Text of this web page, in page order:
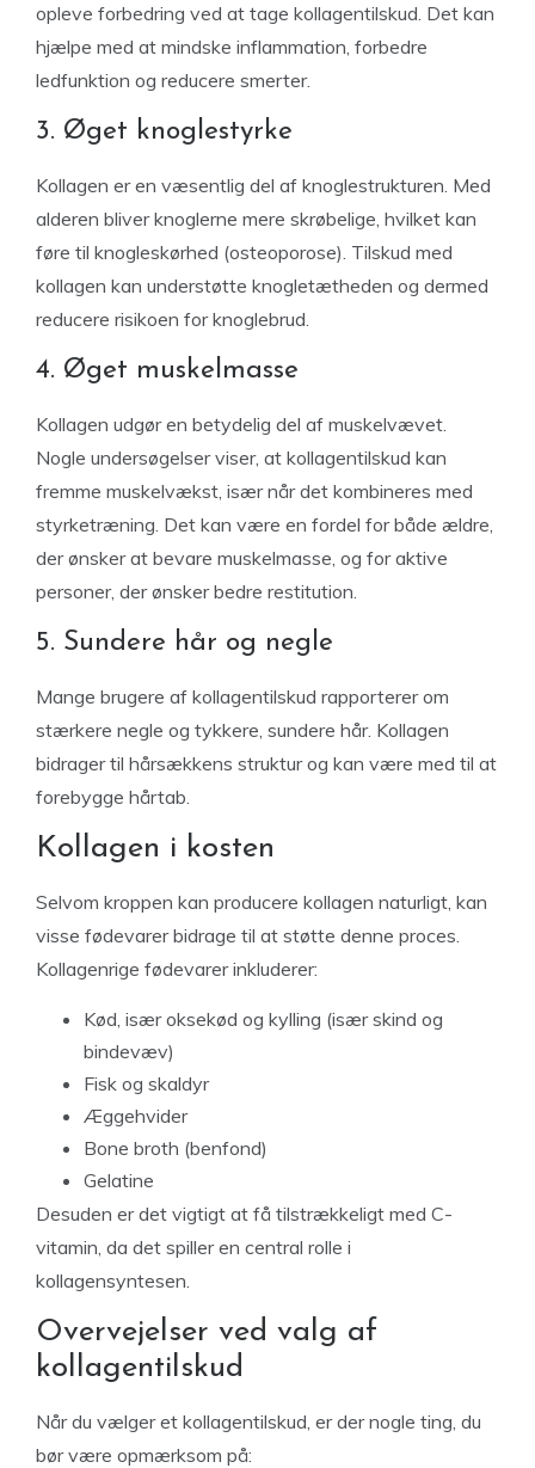
opleve forbedring ved at tage kollagentilskud. Det kan
hjælpe med at mindske inflammation, forbedre
ledfunktion og reducere smerter.
3. Øget knoglestyrke
Kollagen er en væsentlig del af knoglestrukturen. Med
alderen bliver knoglerne mere skrøbelige, hvilket kan
føre til knogleskørhed (osteoporose). Tilskud med
kollagen kan understøtte knogletætheden og dermed
reducere risikoen for knoglebrud.
4. Øget muskelmasse
Kollagen udgør en betydelig del af muskelvævet.
Nogle undersøgelser viser, at kollagentilskud kan
fremme muskelvækst, især når det kombineres med
styrketræning. Det kan være en fordel for både ældre,
der ønsker at bevare muskelmasse, og for aktive
personer, der ønsker bedre restitution.
5. Sundere hår og negle
Mange brugere af kollagentilskud rapporterer om
stærkere negle og tykkere, sundere hår. Kollagen
bidrager til hårsækkens struktur og kan være med til at
forebygge hårtab.
Kollagen i kosten
Selvom kroppen kan producere kollagen naturligt, kan
visse fødevarer bidrage til at støtte denne proces.
Kollagenrige fødevarer inkluderer:
Kød, især oksekød og kylling (især skind og
bindevæv)
Fisk og skaldyr
Æggehvider
Bone broth (benfond)
Gelatine
Desuden er det vigtigt at få tilstrækkeligt med C-
vitamin, da det spiller en central rolle i
kollagensyntesen.
Overvejelser ved valg af
kollagentilskud
Når du vælger et kollagentilskud, er der nogle ting, du
bør være opmærksom på: